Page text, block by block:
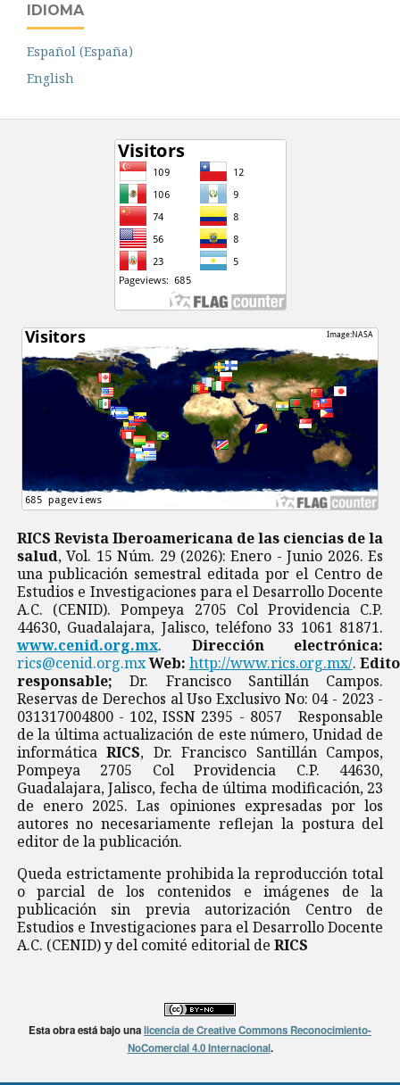
IDIOMA
Español (España)
English
RICS Revista Iberoamericana de las ciencias de la
salud, Vol. 15 Núm. 29 (2026): Enero - Junio 2026. Es
una publicación semestral editada por el Centro de
Estudios e Investigaciones para el Desarrollo Docente
A.C. (CENID). Pompeya 2705 Col Providencia C.P.
44630, Guadalajara, Jalisco, teléfono 33 1061 81871.
www.cenid.org.mx. Dirección electrónica:
rics@cenid.org.mxWeb: http://www.rics.org.mx/.
responsable; Dr. Francisco Santillán Campos.
Reservas de Derechos al Uso Exclusivo No: 04 - 2023 -
031317004800 - 102, ISSN 2395 - 8057 Responsable
de la última actualización de este número, Unidad de
informáticaRICS, Dr. Francisco Santillán Campos,
Pompeya 2705 Col Providencia C.P. 44630,
Guadalajara, Jalisco, fecha de última modificación, 23
de enero 2025. Las opiniones expresadas por los
autores no necesariamente reflejan la postura del
editor de la publicación.
Queda estrictamente prohibida la reproducción total
o parcial de los contenidos e imágenes de la
publicación sin previa autorización Centro de
Estudios e Investigaciones para el Desarrollo Docente
A.C. (CENID) y del comité editorial de RICS
Esta obra está bajo unalicencia de Creative Commons Reconocimiento-
NoComercial 4.0 Internacional.